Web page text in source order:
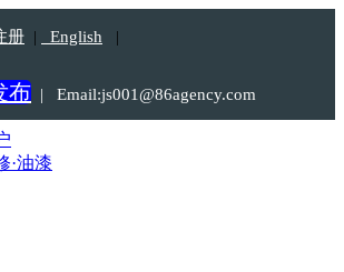
册 | English |
布 | Email:js001@86agency.com
·油漆